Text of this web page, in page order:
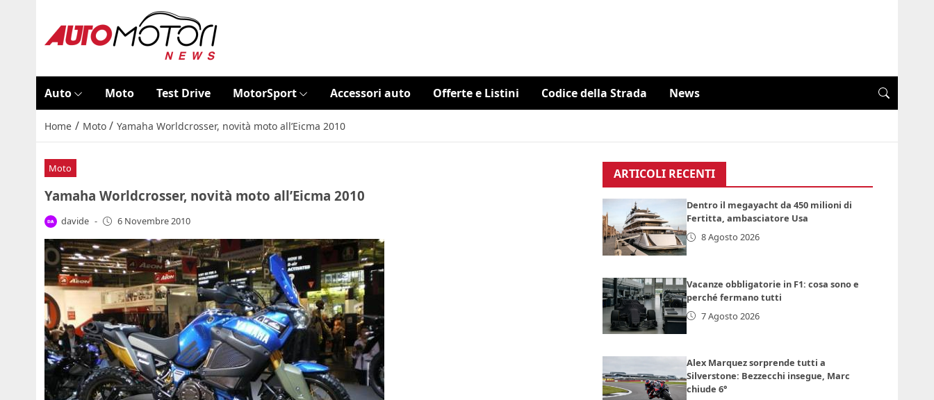
Auto Moto Test Drive MotorSport Accessori auto Offerte e Listini Codice della Strada News
Home / Moto / Yamaha Worldcrosser, novità moto all’Eicma 2010
Moto
Yamaha Worldcrosser, novità moto all’Eicma 2010
davide - 6 Novembre 2010
ARTICOLI RECENTI
Dentro il megayacht da 450 milioni di
Fertitta, ambasciatore Usa
8 Agosto 2026
Vacanze obbligatorie in F1: cosa sono e
perché fermano tutti
7 Agosto 2026
Alex Marquez sorprende tutti a
Silverstone: Bezzecchi insegue, Marc
chiude 6°